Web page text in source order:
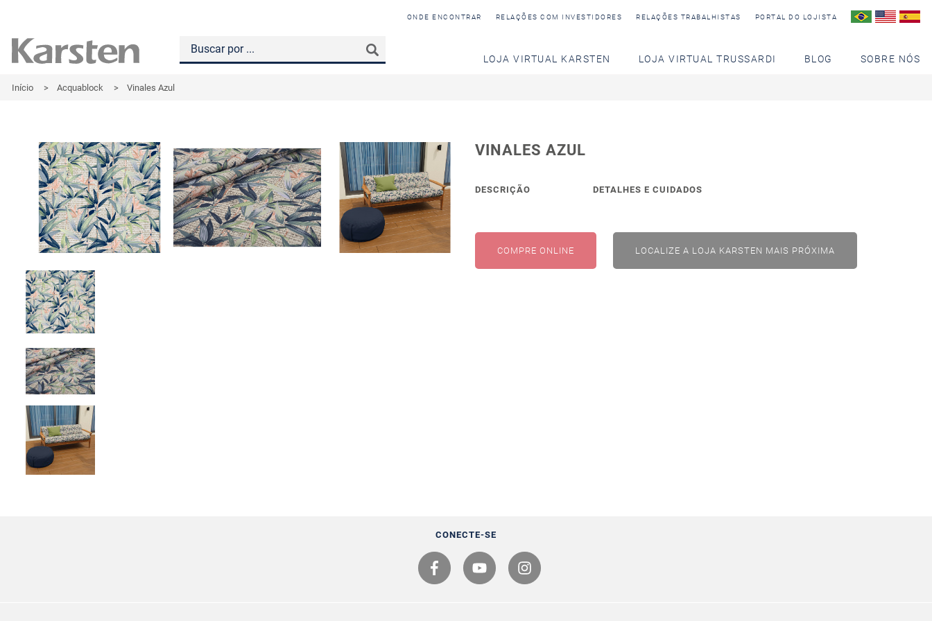
ONDE ENCONTRAR RELAÇÕES COM INVESTIDORES RELAÇÕES TRABALHISTAS PORTAL DO LOJISTA
LOJA VIRTUAL KARSTEN LOJA VIRTUAL TRUSSARDI BLOG SOBRE NÓS
Início > Acquablock > Vinales Azul
VINALES AZUL
DESCRIÇÃO DETALHES E CUIDADOS
COMPRE ONLINE LOCALIZE A LOJA KARSTEN MAIS PRÓXIMA
CONECTE-SE